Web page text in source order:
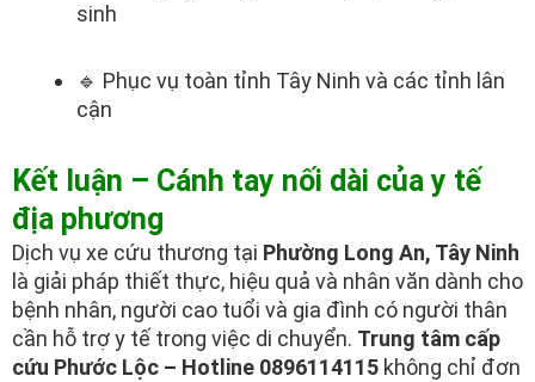
sinh
🔹 Phục vụ toàn tỉnh Tây Ninh và các tỉnh lân
cận
Kết luận – Cánh tay nối dài của y tế
địa phương
Dịch vụ xe cứu thương tại Phường Long An, Tây Ninh
là giải pháp thiết thực, hiệu quả và nhân văn dành cho
bệnh nhân, người cao tuổi và gia đình có người thân
cần hỗ trợ y tế trong việc di chuyển. Trung tâm cấp
cứu Phước Lộc – Hotline 0896114115 không chỉ đơn